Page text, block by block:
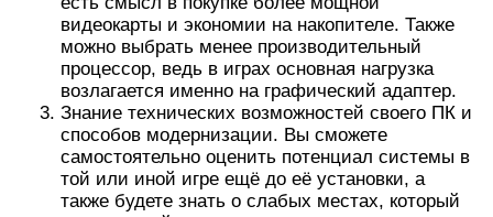
видеокарты и экономии на накопителе. Также
можно выбрать менее производительный
процессор, ведь в играх основная нагрузка
возлагается именно на графический адаптер.
Знание технических возможностей своего ПК и
способов модернизации. Вы сможете
самостоятельно оценить потенциал системы в
той или иной игре ещё до её установки, а
также будете знать о слабых местах, который